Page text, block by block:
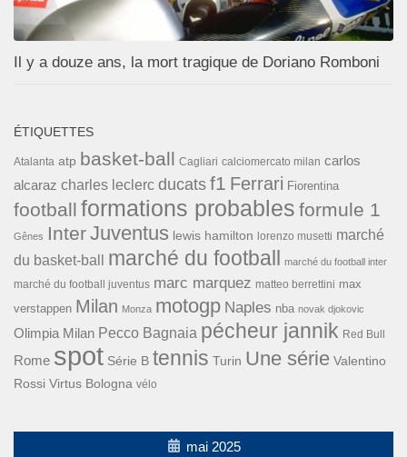
Il y a douze ans, la mort tragique de Doriano Romboni
ÉTIQUETTES
Atalanta atp basket-ball Cagliari calciomercato milan carlos
alcaraz charles leclerc ducats f1 Ferrari Fiorentina
football formations probables formule 1
Gênes InterJuventus lewis hamilton lorenzo musetti marché
du basket-ball
marché du football marché du football inter
marché du football juventus marc marquez matteo berrettini max
verstappen Milan Monza motogp Naples nba novak djokovic
Olimpia Milan Pecco Bagnaia pécheur jannik Red Bull
Rome spot Série B tennis Turin Une série Valentino
Rossi Virtus Bologna vélo
mai 2025